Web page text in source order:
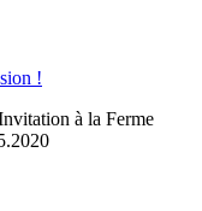
!
à la Ferme